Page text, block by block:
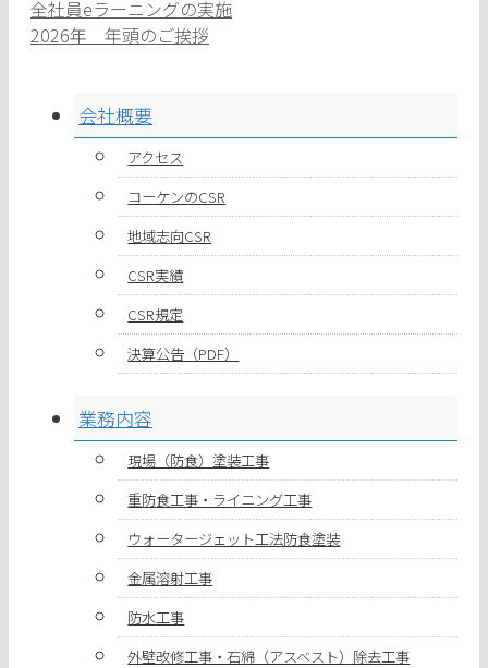
テ
ゴ
全社員eラーニングの実施
2026年 年頭のご挨拶
会社概要
アクセス
コーケンのCSR
地域志向CSR
CSR実績
CSR規定
決算公告（PDF）
業務内容
現場（防食）塗装工事
重防食工事・ライニング工事
ウォータージェット工法防食塗装
金属溶射工事
防水工事
外壁改修工事・石綿（アスベスト）除去工事